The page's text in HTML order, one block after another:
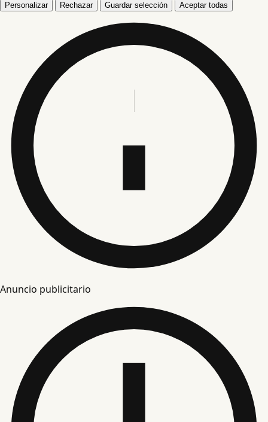
Personalizar Rechazar Guardar selección Aceptar todas
Anuncio publicitario